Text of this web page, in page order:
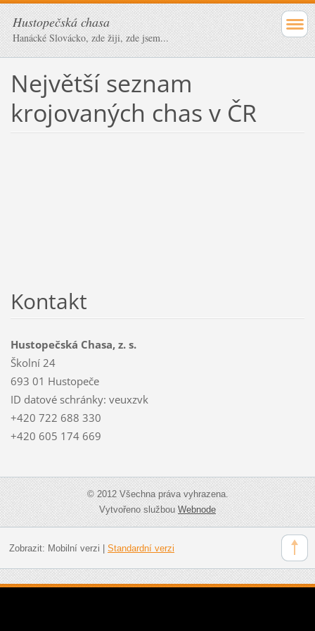
Hustopečská chasa
Hanácké Slovácko, zde žiji, zde jsem...
Největší seznam
krojovaných chas v ČR
Kontakt
Hustopečská Chasa, z. s.
Školní 24
693 01 Hustopeče
ID datové schránky: veuxzvk
+420 722 688 330
+420 605 174 669
© 2012 Všechna práva vyhrazena.
Vytvořeno službouWebnode
Zobrazit: Mobilní verzi Standardní verzi